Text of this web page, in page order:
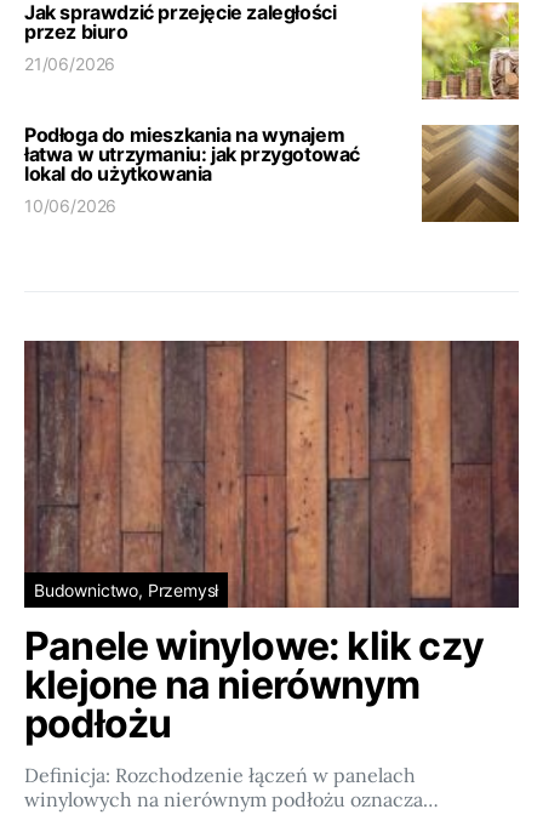
Jak sprawdzić przejęcie zaległości
przez biuro
21/06/2026
Podłoga do mieszkania na wynajem
łatwa w utrzymaniu: jak przygotować
lokal do użytkowania
10/06/2026
Budownictwo, Przemysł
Panele winylowe: klik czy
klejone na nierównym
podłożu
Definicja: Rozchodzenie łączeń w panelach
winylowych na nierównym podłożu oznacza…